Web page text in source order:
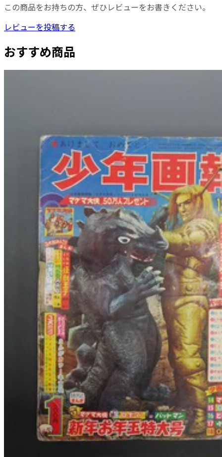
この商品をお持ちの方、ぜひレビューをお書きください。
レビューを投稿する
おすすめ商品